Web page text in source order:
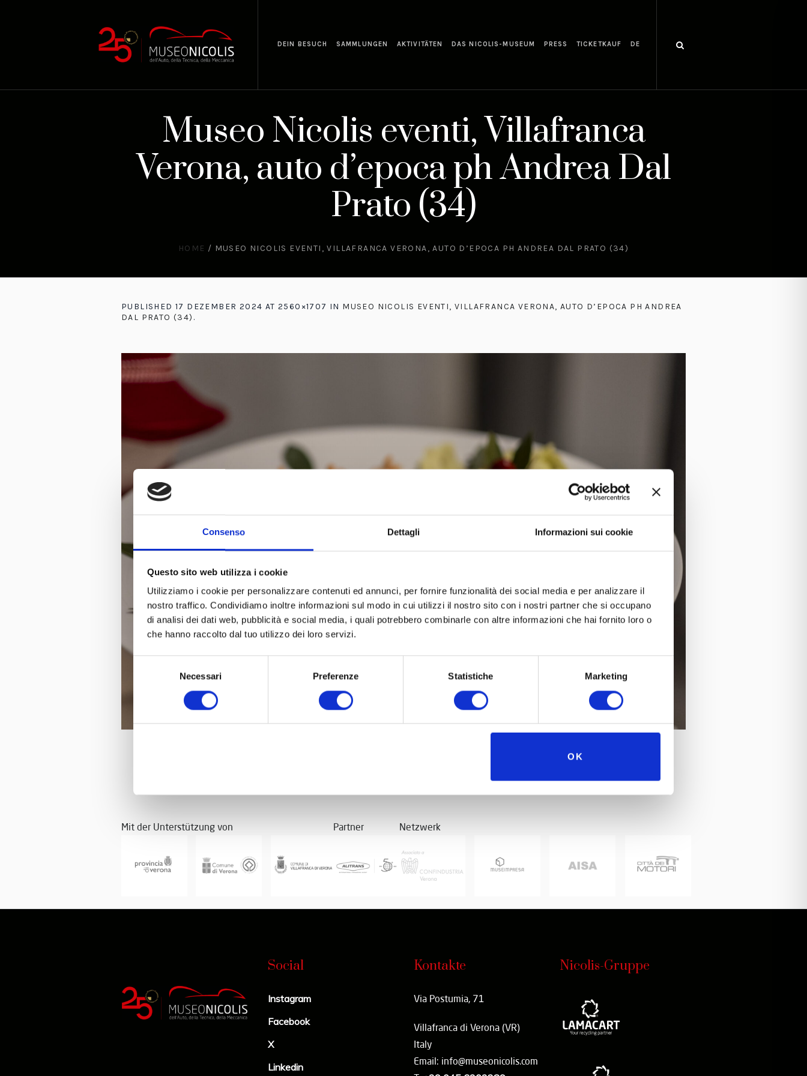
Consenso Dettagli Informazioni sui cookie
Questo sito web utilizza i cookie
Utilizziamo i cookie per personalizzare contenuti ed annunci, per fornire funzionalità dei social media e per analizzare il
nostro traffico. Condividiamo inoltre informazioni sul modo in cui utilizzi il nostro sito con i nostri partner che si occupano
di analisi dei dati web, pubblicità e social media, i quali potrebbero combinarle con altre informazioni che hai fornito loro o
che hanno raccolto dal tuo utilizzo dei loro servizi.
Necessari Preferenze Statistiche Marketing
OK
DEIN BESUCH SAMMLUNGEN AKTIVITÄTEN DAS NICOLIS-MUSEUM PRESS TICKETKAUF DE
Museo Nicolis eventi, Villafranca
Verona, auto d’epoca ph Andrea Dal
Prato (34)
HOME / MUSEO NICOLIS EVENTI, VILLAFRANCA VERONA, AUTO D’EPOCA PH ANDREA DAL PRATO (34)
PUBLISHED 17 DEZEMBER 2024 AT 2560×1707 IN MUSEO NICOLIS EVENTI, VILLAFRANCA VERONA, AUTO D’EPOCA PH ANDREA
DAL PRATO (34) .
Mit der Unterstützung von Partner Netzwerk
Social
Instagram
Facebook
X
Linkedin
Kontakte
Via Postumia, 71
Villafranca di Verona (VR)
Italy
Email: info@museonicolis.com
Nicolis-Gruppe